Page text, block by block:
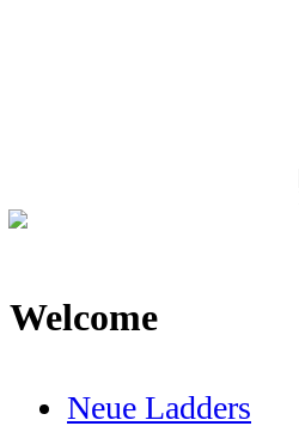
Welcome
Neue Ladders